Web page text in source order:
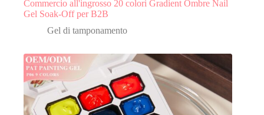
Commercio all'ingrosso 20 colori Gradient Ombre Nail
Gel Soak-Off per B2B
Gel di tamponamento